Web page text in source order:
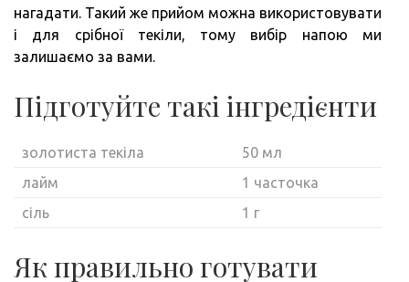
нагадати. Такий же прийом можна використовувати
і для срібної текіли, тому вибір напою ми
залишаємо за вами.
Підготуйте такі інгредієнти
золотиста текіла
50 мл
лайм
1 часточка
сіль
1 г
Як правильно готувати